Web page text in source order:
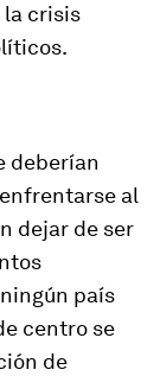
la crisis
deberían
al
dejar de ser
país
centro se
de